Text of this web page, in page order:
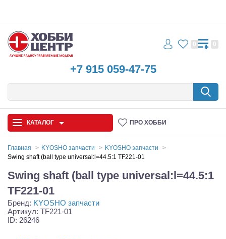
+7 915 059-47-75
0 0
КАТАЛОГ ПРО ХОББИ
Запчасти и аксессуары
Игрушки
Главная KYOSHO запчасти
KYOSHO запчасти
Swing shaft (ball type universal:l=44.5:1 TF221-01
Swing shaft (ball type universal:l=44.5:1
TF221-01
Бренд: KYOSHO запчасти
Артикул: TF221-01
ID: 26246